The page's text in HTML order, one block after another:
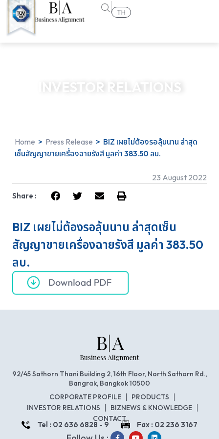
TH
INVESTOR RELATIONS
Home > Press Release > BIZ เผยไม่ต้องรอลุ้นนาน ล่าสุด
เซ็นสัญญาขายเครื่องฉายรังสี มูลค่า 383.50 ลบ.
23 August 2022
Share :
BIZ เผยไม่ต้องรอลุ้นนาน ล่าสุดเซ็น
สัญญาขายเครื่องฉายรังสี มูลค่า 383.50
ลบ.
92/45 Sathorn Thani Building 2, 16th Floor, North Sathorn Rd.,
Bangrak, Bangkok 10500
CORPORATE PROFILE
PRODUCTS
INVESTOR RELATIONS
BIZNEWS & KNOWLEDGE
CONTACT
Tel : 02 636 6828 - 9 Fax : 02 236 3167